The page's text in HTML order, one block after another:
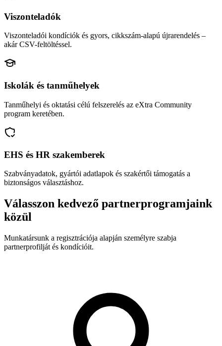
Viszonteladók
Viszonteladói kondíciók és gyors, cikkszám-alapú újrarendelés –
akár CSV-feltöltéssel.
Iskolák és tanműhelyek
Tanműhelyi és oktatási célú felszerelés az eXtra Community
program keretében.
EHS és HR szakemberek
Szabványadatok, gyártói adatlapok és szakértői támogatás a
biztonságos választáshoz.
Válasszon kedvező partnerprogramjaink
közül
Munkatársunk a regisztrációja alapján személyre szabja
partnerprofilját és kondícióit.